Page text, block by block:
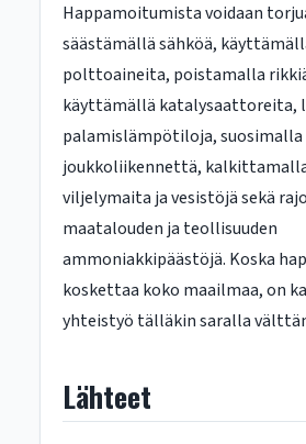
Happamoitumista voidaan
säästämällä sähköä,
polttoaineita, poistamalla
käyttämällä katalysaattoreita,
palamislämpötiloja, suosimalla
joukkoliikennettä,
viljelymaita ja vesistöjä sekä
maatalouden ja teollisuuden
ammoniakkipäästöjä. Koska
koskettaa koko maailmaa, on
yhteistyö tälläkin saralla
Lähteet